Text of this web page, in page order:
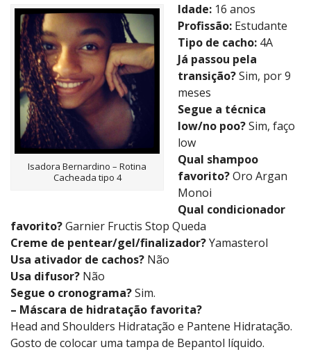
Isadora Bernardino – Rotina
Cacheada tipo 4
Idade: 16 anos
Profissão: Estudante
Tipo de cacho: 4A
Já passou pela
transição?Sim, por 9
meses
Segue a técnica
low/no poo?Sim, faço
low
Qual shampoo
favorito?Oro Argan
Monoi
Qual condicionador
favorito?Garnier Fructis Stop Queda
Creme de pentear/gel/finalizador?Yamasterol
Usa ativador de cachos? Não
Usa difusor? Não
Segue o cronograma?Sim.
– Máscara de hidratação favorita?
Head and Shoulders Hidratação e Pantene Hidratação.
Gosto de colocar uma tampa de Bepantol líquido.